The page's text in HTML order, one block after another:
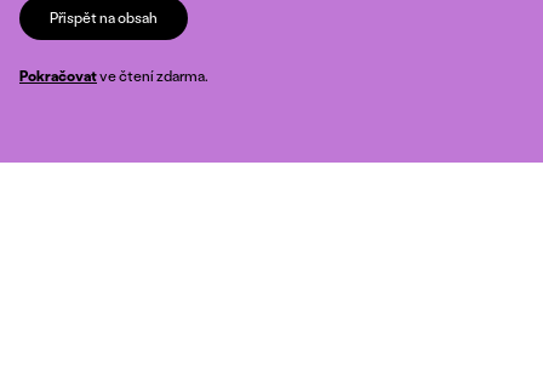
Přispět na obsah
Pokračovatve čtení zdarma.